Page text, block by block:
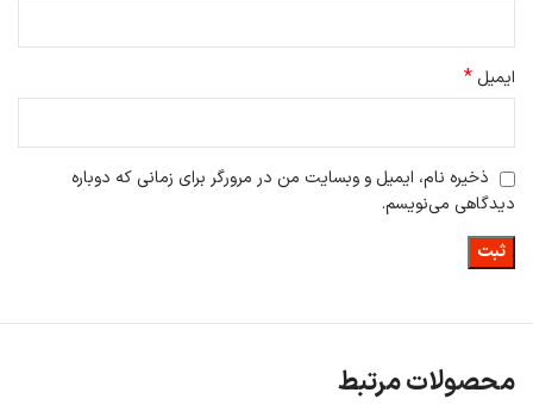
ایمیل *
ذخیره نام، ایمیل و وبسایت من در مرورگر برای زمانی که دوباره
دیدگاهی می‌نویسم.
محصولات مرتبط